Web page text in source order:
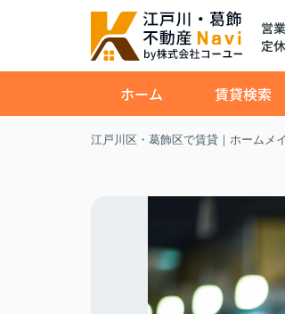
営
定
ホーム 賃貸検索
江戸川区・葛飾区で賃貸｜ホームメ